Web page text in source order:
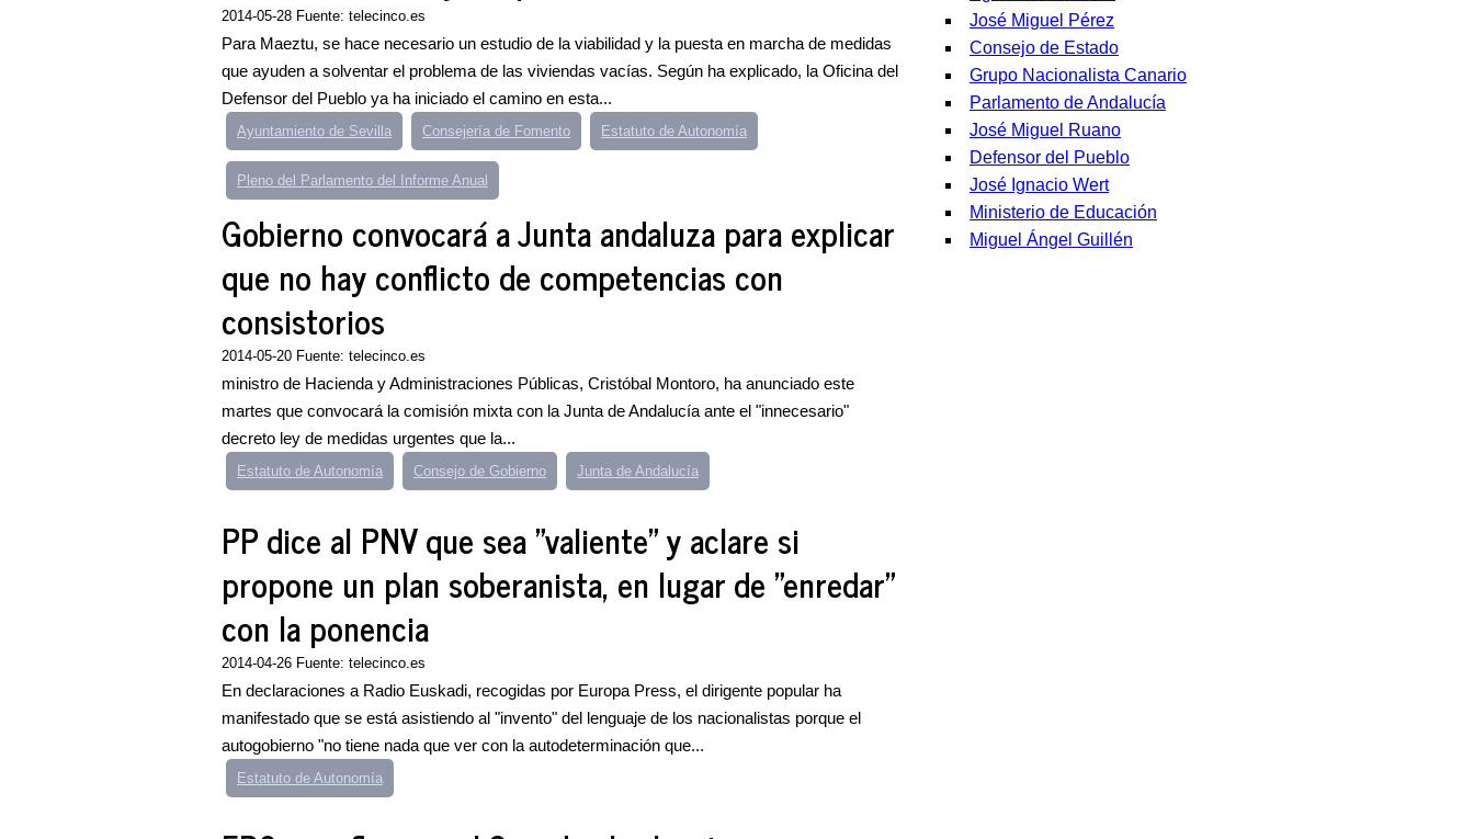
2014-05-28 Fuente: telecinco.es
Para Maeztu, se hace necesario un estudio de la viabilidad y la puesta en marcha de medidas
que ayuden a solventar el problema de las viviendas vacías. Según ha explicado, la Oficina del
Defensor del Pueblo ya ha iniciado el camino en esta...
Ayuntamiento de Sevilla Consejería de Fomento Estatuto de Autonomía
Pleno del Parlamento del Informe Anual
Gobierno convocará a Junta andaluza para explicar
que no hay conflicto de competencias con
consistorios
2014-05-20 Fuente: telecinco.es
ministro de Hacienda y Administraciones Públicas, Cristóbal Montoro, ha anunciado este
martes que convocará la comisión mixta con la Junta de Andalucía ante el "innecesario"
decreto ley de medidas urgentes que la...
Estatuto de Autonomía Consejo de Gobierno Junta de Andalucía
PP dice al PNV que sea "valiente" y aclare si
propone un plan soberanista, en lugar de "enredar"
con la ponencia
2014-04-26 Fuente: telecinco.es
En declaraciones a Radio Euskadi, recogidas por Europa Press, el dirigente popular ha
manifestado que se está asistiendo al "invento" del lenguaje de los nacionalistas porque el
autogobierno "no tiene nada que ver con la autodeterminación que...
Estatuto de Autonomía
José Miguel Pérez
Consejo de Estado
Grupo Nacionalista Canario
Parlamento de Andalucía
José Miguel Ruano
Defensor del Pueblo
José Ignacio Wert
Ministerio de Educación
Miguel Ángel Guillén